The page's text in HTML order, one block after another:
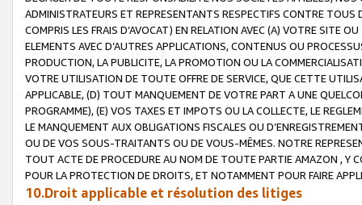
ADMINISTRATEURS ET REPRESENTANTS RESPECTIFS CONTRE
COMPRIS LES FRAIS D’AVOCAT) EN RELATION AVEC (A) VOTRE SITE
ELEMENTS AVEC D’AUTRES APPLICATIONS, CONTENUS OU
PRODUCTION, LA PUBLICITE, LA PROMOTION OU LA
VOTRE UTILISATION DE TOUTE OFFRE DE SERVICE, QUE CETTE
APPLICABLE, (D) TOUT MANQUEMENT DE VOTRE PART A UNE
PROGRAMME), (E) VOS TAXES ET IMPOTS OU LA COLLECTE, LE
LE MANQUEMENT AUX OBLIGATIONS FISCALES OU
OU DE VOS SOUS-TRAITANTS OU DE VOUS-MÊMES. NOTRE
TOUT ACTE DE PROCEDURE AU NOM DE TOUTE PARTIE AMAZON , Y
POUR LA PROTECTION DE DROITS, ET NOTAMMENT POUR FAIRE
10.Droit applicable et résolution des litiges